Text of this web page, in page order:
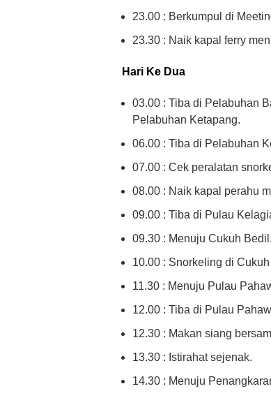
23.00 : Berkumpul di
23.30 : Naik kapal ferry
Hari Ke Dua
03.00 : Tiba di Pelabuhan
Pelabuhan Ketapang.
06.00 : Tiba di Pelabuhan
07.00 : Cek peralatan
08.00 : Naik kapal perahu
09.00 : Tiba di Pulau
09.30 : Menuju Cukuh Bedil.
10.00 : Snorkeling di
11.30 : Menuju Pulau
12.00 : Tiba di Pulau
12.30 : Makan siang
13.30 : Istirahat sejenak.
14.30 : Menuju